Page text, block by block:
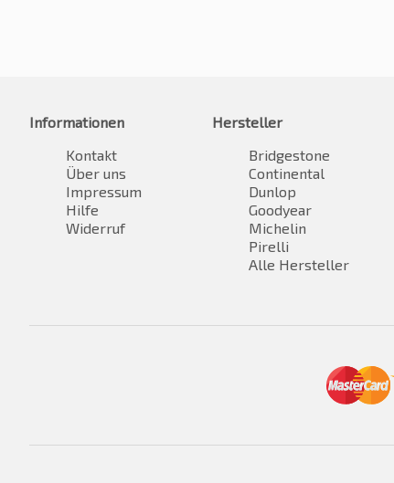
Informationen
Kontakt
Über uns
Impressum
Hilfe
Widerruf
Hersteller
Bridgestone
Continental
Dunlop
Goodyear
Michelin
Pirelli
Alle Hersteller